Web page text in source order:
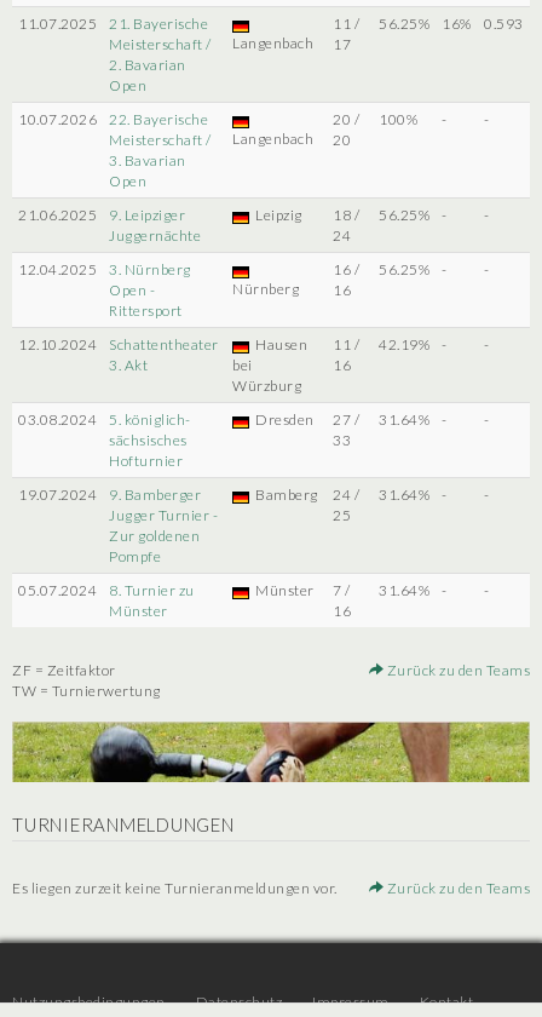
11.07.2025
21. Bayerische
Meisterschaft /
2. Bavarian
Open
Langenbach
11 /
17
56.25% 16% 0.593
10.07.2026
22. Bayerische
Meisterschaft /
3. Bavarian
Open
Langenbach
20 /
20
100% - -
21.06.2025
9. Leipziger
Juggernächte
Leipzig
18 /
24
56.25% - -
12.04.2025
3. Nürnberg
Open -
Rittersport
Nürnberg
16 /
16
56.25% - -
12.10.2024
Schattentheater
3. Akt
Hausen
bei
Würzburg
11 /
16
42.19% - -
03.08.2024
5. königlich-
sächsisches
Hofturnier
Dresden
27 /
33
31.64% - -
19.07.2024
9. Bamberger
Jugger Turnier -
Zur goldenen
Pompfe
Bamberg
24 /
25
31.64% - -
05.07.2024
8. Turnier zu
Münster
Münster
7 /
16
31.64% - -
ZF = Zeitfaktor
TW = Turnierwertung
Zurück zu den Teams
TURNIERANMELDUNGEN
Es liegen zurzeit keine Turnieranmeldungen vor. Zurück zu den Teams
Nutzungsbedingungen Datenschutz Impressum Kontakt